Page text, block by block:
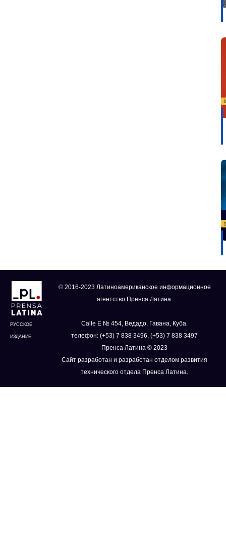
РУССКОЕ
ИЗДАНИЕ
© 2016-2023 Латиноамериканское информационное
агентство Пренса Латина.
Calle E № 454, Ведадо, Гавана, Куба.
телефон: (+53) 7 838 3496, (+53) 7 838 3497
Пренса Латина © 2023
Сайт разработан и разработан отделом развития
технического отдела Пренса Латина.